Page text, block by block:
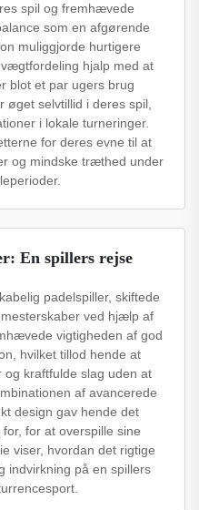
spil og fremhævede
som en afgørende
muliggjorde hurtigere
hjalp med at
blot et par ugers brug
selvtillid i deres spil,
i lokale turneringer.
for deres evne til at
og mindske træthed under
En spillers rejse
padelspiller, skiftede
ved hjælp af
vigtigheden af god
hvilket tillod hende at
kraftfulde slag uden at
af avancerede
design gav hende det
for at overspille sine
viser, hvordan det rigtige
indvirkning på en spillers